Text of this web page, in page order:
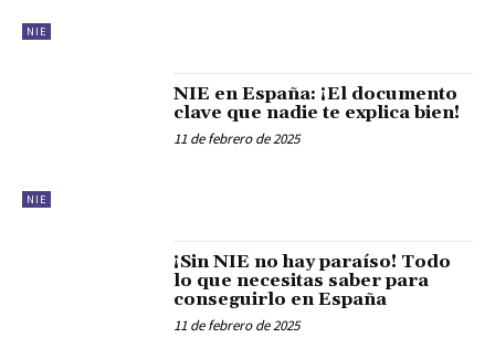
NIE
NIE
NIE en España: ¡El documento
clave que nadie te explica bien!
11 de febrero de 2025
¡Sin NIE no hay paraíso! Todo
lo que necesitas saber para
conseguirlo en España
11 de febrero de 2025